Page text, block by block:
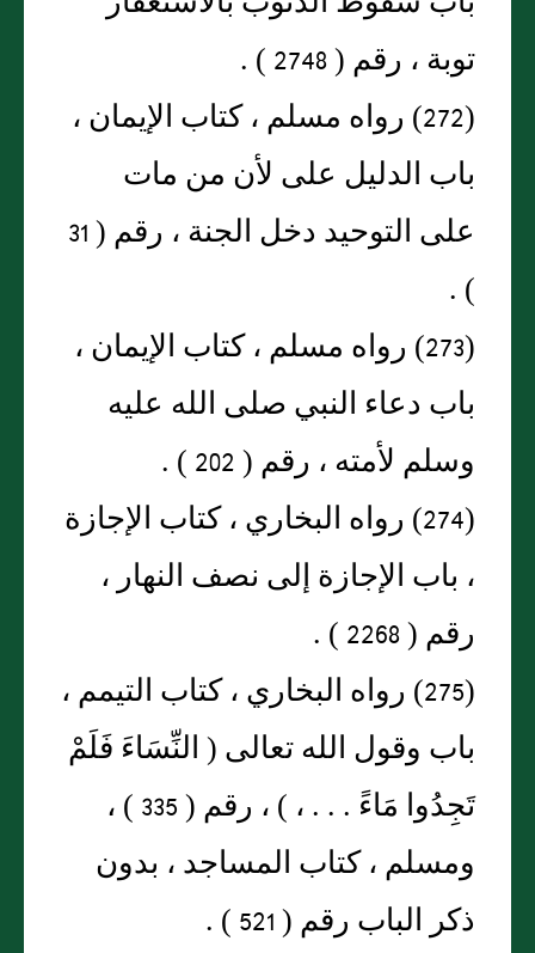
توبة ، رقم ( 2748 ) .
(272) رواه مسلم ، كتاب الإيمان ،
باب الدليل على لأن من مات
على التوحيد دخل الجنة ، رقم ( 31
) .
(273) رواه مسلم ، كتاب الإيمان ،
باب دعاء النبي صلى الله عليه
وسلم لأمته ، رقم ( 202 ) .
(274) رواه البخاري ، كتاب الإجازة
، باب الإجازة إلى نصف النهار ،
رقم ( 2268 ) .
(275) رواه البخاري ، كتاب التيمم ،
باب وقول الله تعالى ( النِّسَاءَ فَلَمْ
تَجِدُوا مَاءً . . . ، ) ، رقم ( 335 ) ،
ومسلم ، كتاب المساجد ، بدون
ذكر الباب رقم ( 521 ) .